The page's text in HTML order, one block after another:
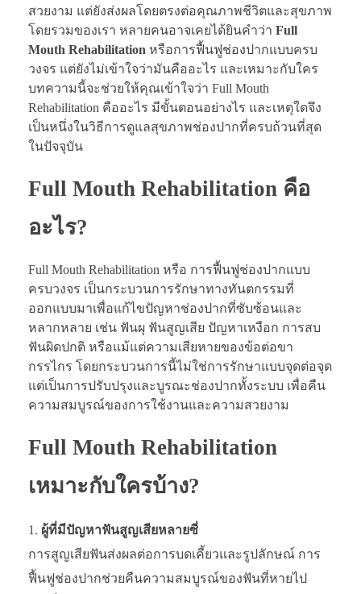
สวยงาม แต่ยังส่งผลโดยตรงต่อคุณภาพชีวิตและสุขภาพ
โดยรวมของเรา หลายคนอาจเคยได้ยินคำว่า Full
Mouth Rehabilitation หรือการฟื้นฟูช่องปากแบบครบ
วงจร แต่ยังไม่เข้าใจว่ามันคืออะไร และเหมาะกับใคร
บทความนี้จะช่วยให้คุณเข้าใจว่า Full Mouth
Rehabilitation คืออะไร มีขั้นตอนอย่างไร และเหตุใดจึง
เป็นหนึ่งในวิธีการดูแลสุขภาพช่องปากที่ครบถ้วนที่สุด
ในปัจจุบัน
Full Mouth Rehabilitation คือ
อะไร?
Full Mouth Rehabilitation หรือ การฟื้นฟูช่องปากแบบ
ครบวงจร เป็นกระบวนการรักษาทางทันตกรรมที่
ออกแบบมาเพื่อแก้ไขปัญหาช่องปากที่ซับซ้อนและ
หลากหลาย เช่น ฟันผุ ฟันสูญเสีย ปัญหาเหงือก การสบ
ฟันผิดปกติ หรือแม้แต่ความเสียหายของข้อต่อขา
กรรไกร โดยกระบวนการนี้ไม่ใช่การรักษาแบบจุดต่อจุด
แต่เป็นการปรับปรุงและบูรณะช่องปากทั้งระบบ เพื่อคืน
ความสมบูรณ์ของการใช้งานและความสวยงาม
Full Mouth Rehabilitation
เหมาะกับใครบ้าง?
ผู้ที่มีปัญหาฟันสูญเสียหลายซี่
การสูญเสียฟันส่งผลต่อการบดเคี้ยวและรูปลักษณ์ การ
ฟื้นฟูช่องปากช่วยคืนความสมบูรณ์ของฟันที่หายไป